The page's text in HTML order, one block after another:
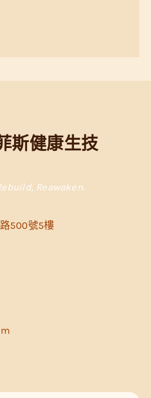
斯健康生技
Reawaken.
500號5樓